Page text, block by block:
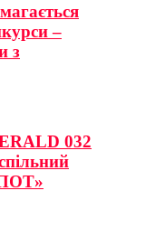
–
з
032